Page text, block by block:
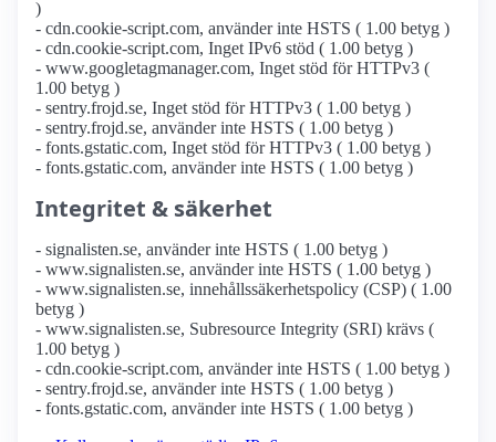
)
- cdn.cookie-script.com, använder inte HSTS ( 1.00 betyg )
- cdn.cookie-script.com, Inget IPv6 stöd ( 1.00 betyg )
- www.googletagmanager.com, Inget stöd för HTTPv3 (
1.00 betyg )
- sentry.frojd.se, Inget stöd för HTTPv3 ( 1.00 betyg )
- sentry.frojd.se, använder inte HSTS ( 1.00 betyg )
- fonts.gstatic.com, Inget stöd för HTTPv3 ( 1.00 betyg )
- fonts.gstatic.com, använder inte HSTS ( 1.00 betyg )
Integritet & säkerhet
- signalisten.se, använder inte HSTS ( 1.00 betyg )
- www.signalisten.se, använder inte HSTS ( 1.00 betyg )
- www.signalisten.se, innehållssäkerhetspolicy (CSP) ( 1.00
betyg )
- www.signalisten.se, Subresource Integrity (SRI) krävs (
1.00 betyg )
- cdn.cookie-script.com, använder inte HSTS ( 1.00 betyg )
- sentry.frojd.se, använder inte HSTS ( 1.00 betyg )
- fonts.gstatic.com, använder inte HSTS ( 1.00 betyg )